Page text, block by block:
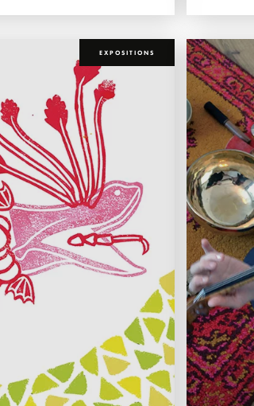
EXPOSITIONS